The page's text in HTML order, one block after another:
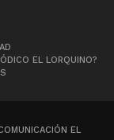
EL LORQUINO?
EL